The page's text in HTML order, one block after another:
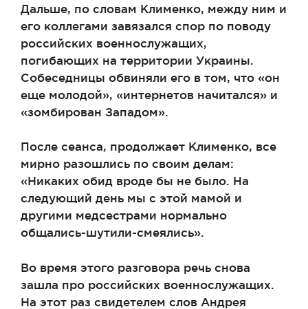
Дальше, по словам Клименко, между ним и
его коллегами завязался спор по поводу
российских военнослужащих,
погибающих на территории Украины.
Собеседницы обвиняли его в том, что «он
еще молодой», «интернетов начитался» и
«зомбирован Западом».
После сеанса, продолжает Клименко, все
мирно разошлись по своим делам:
«Никаких обид вроде бы не было. На
следующий день мы с этой мамой и
другими медсестрами нормально
общались-шутили-смеялись».
Во время этого разговора речь снова
зашла про российских военнослужащих.
На этот раз свидетелем слов Андрея